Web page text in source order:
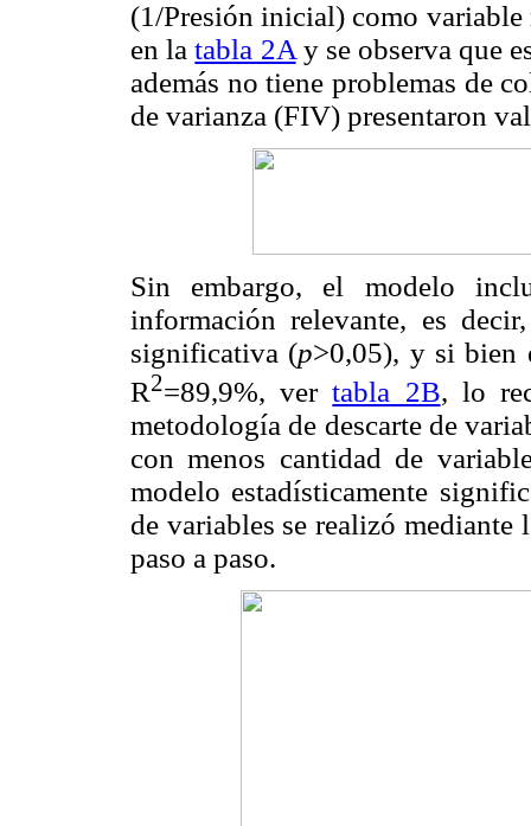
(1/Presión inicial) como variable
en latabla 2A y se observa que
además no tiene problemas de
de varianza (FIV) presentaron
Sin embargo, el modelo
información relevante, es
significativa (p>0,05), y si bien
R2=89,9%, vertabla 2B, lo
metodología de descarte de
con menos cantidad de
modelo estadísticamente
de variables se realizó
paso a paso.